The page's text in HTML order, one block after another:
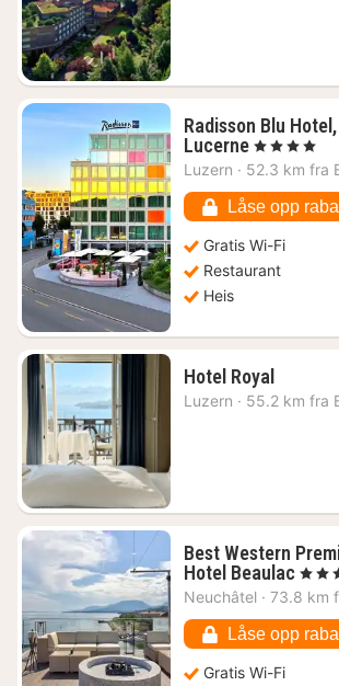
Radisson Blu Hotel,
Lucerne1
natt
2586
kr.
, 4 Stjerner
Luzern · 52.3 km fra
Låse opp
Gratis Wi-Fi
Restaurant
Heis
Hotel Royal1
natt
Luzern · 55.2 km fra
Best Western
Hotel Beaulac1
natt
2209
kr.
, 4
Neuchâtel · 73.8 km
Låse opp
Gratis Wi-Fi